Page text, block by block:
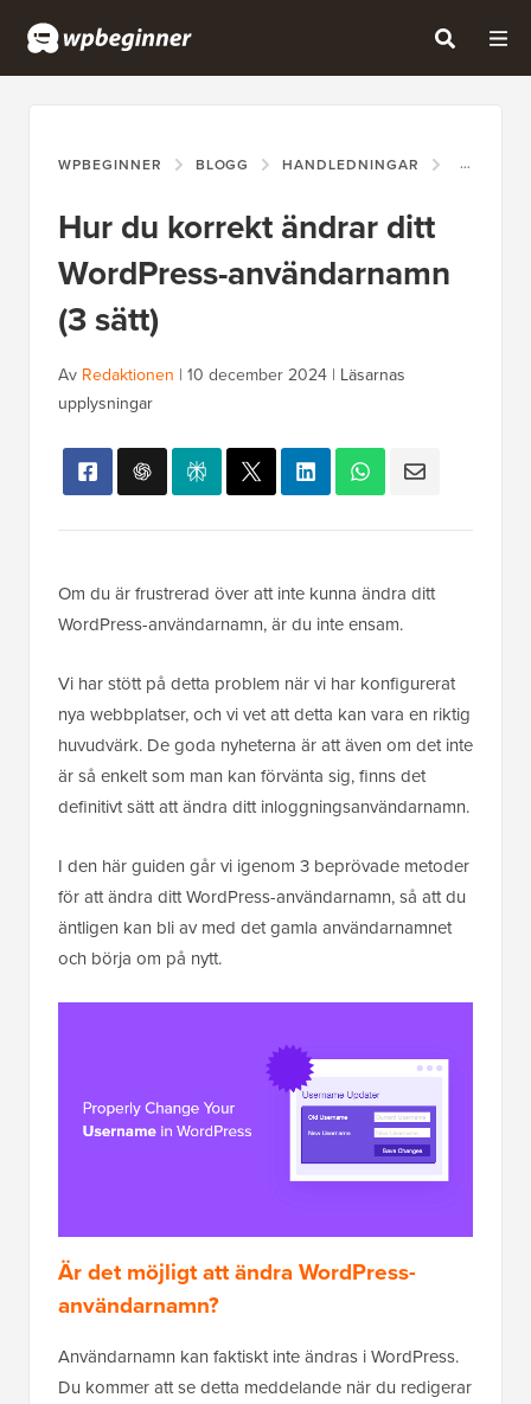
WPBEGINNER BLOGG HANDLEDNINGAR HUR DU
Hur du korrekt ändrar ditt
WordPress-användarnamn
(3 sätt)
Av Redaktionen | 10 december 2024 | Läsarnas
upplysningar
Om du är frustrerad över att inte kunna ändra ditt
WordPress-användarnamn, är du inte ensam.
Vi har stött på detta problem när vi har konfigurerat
nya webbplatser, och vi vet att detta kan vara en riktig
huvudvärk. De goda nyheterna är att även om det inte
är så enkelt som man kan förvänta sig, finns det
definitivt sätt att ändra ditt inloggningsanvändarnamn.
I den här guiden går vi igenom 3 beprövade metoder
för att ändra ditt WordPress-användarnamn, så att du
äntligen kan bli av med det gamla användarnamnet
och börja om på nytt.
Är det möjligt att ändra WordPress-
användarnamn?
Användarnamn kan faktiskt inte ändras i WordPress.
Du kommer att se detta meddelande när du redigerar